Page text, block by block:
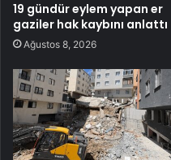
19 gündür eylem yapan er
gaziler hak kaybını anlattı
Ağustos 8, 2026